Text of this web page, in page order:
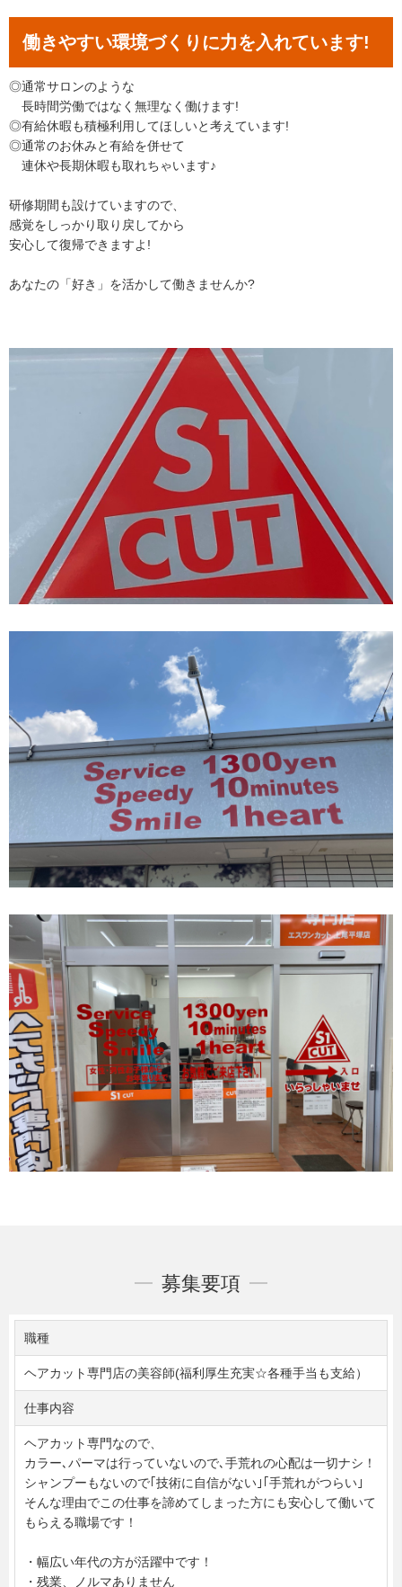
働きやすい環境づくりに力を入れています!
◎通常サロンのような
長時間労働ではなく無理なく働けます!
◎有給休暇も積極利用してほしいと考えています!
◎通常のお休みと有給を併せて
連休や長期休暇も取れちゃいます♪
研修期間も設けていますので、
感覚をしっかり取り戻してから
安心して復帰できますよ!
あなたの「好き」を活かして働きませんか?
募集要項
職種
ヘアカット専門店の美容師(福利厚生充実☆各種手当も支給）
仕事内容
ヘアカット専門なので、
カラー､パーマは行っていないので､手荒れの心配は一切ナシ！
シャンプーもないので｢技術に自信がない｣｢手荒れがつらい｣
そんな理由でこの仕事を諦めてしまった方にも安心して働いて
もらえる職場です！
・幅広い年代の方が活躍中です！
・残業、ノルマありません